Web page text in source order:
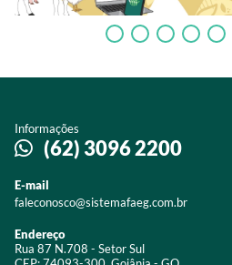
Informações
(62) 3096 2200
E-mail
faleconosco@sistemafaeg.com.br
Endereço
Rua 87 N.708 - Setor Sul